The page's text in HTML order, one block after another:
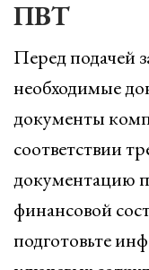
ПВТ
Перед подачей
необходимые
документы
соответствии
документацию
финансовой
подготовьте